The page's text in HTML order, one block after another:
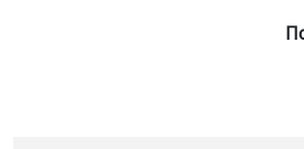
Бердск